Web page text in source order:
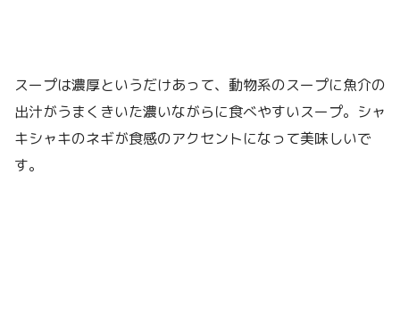
スープは濃厚というだけあって、動物系のスープに魚介の
出汁がうまくきいた濃いながらに食べやすいスープ。シャ
キシャキのネギが食感のアクセントになって美味しいで
す。